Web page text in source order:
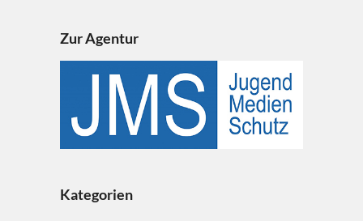
Zur Agentur
Kategorien